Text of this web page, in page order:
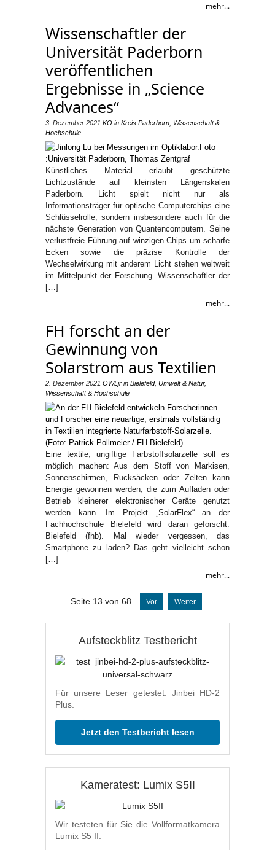
mehr...
Wissenschaftler der
Universität Paderborn
veröffentlichen
Ergebnisse in „Science
Advances“
3. Dezember 2021 KO in Kreis Paderborn Wissenschaft &
Hochschule
Künstliches Material erlaubt geschützte
Lichtzustände auf kleinsten Längenskalen
Paderborn. Licht spielt nicht nur als
Informationsträger für optische Computerchips eine
Schlüsselrolle, sondern insbesondere auch für die
nächste Generation von Quantencomputern. Seine
verlustfreie Führung auf winzigen Chips um scharfe
Ecken sowie die präzise Kontrolle der
Wechselwirkung mit anderem Licht stehen weltweit
im Mittelpunkt der Forschung. Wissenschaftler der
[…]
mehr...
FH forscht an der
Gewinnung von
Solarstrom aus Textilien
2. Dezember 2021 OWLjr in Bielefeld, Umwelt & Natur,
Wissenschaft & Hochschule
Eine textile, ungiftige Farbstoffsolarzelle soll es
möglich machen: Aus dem Stoff von Markisen,
Sonnenschirmen, Rucksäcken oder Zelten kann
Energie gewonnen werden, die zum Aufladen oder
Betrieb kleinerer elektronischer Geräte genutzt
werden kann. Im Projekt „SolarFlex“ an der
Fachhochschule Bielefeld wird daran geforscht.
Bielefeld (fhb). Mal wieder vergessen, das
Smartphone zu laden? Das geht vielleicht schon
[…]
mehr...
Seite 13 von 68 Vor Weiter
Aufsteckblitz Testbericht
Für unsere Leser getestet: Jinbei HD-2
Plus.
Jetzt den Testbericht lesen
Kameratest: Lumix S5II
Wir testeten für Sie die Vollformatkamera
Lumix S5 II.